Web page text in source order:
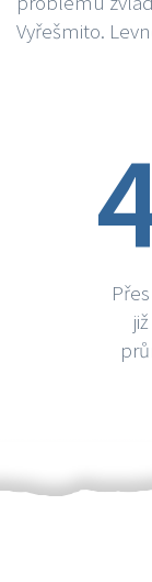
Vyřešmito.